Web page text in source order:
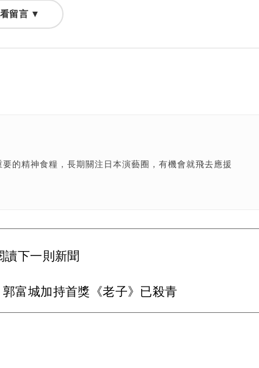
留言 ▼
的精神食糧，長期關注日本演藝圈，有機會就飛去應援
讀下一則新聞
富城加持首獎《老子》已殺青